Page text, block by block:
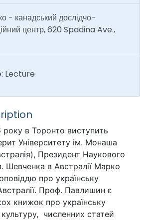
- канадський дослідчо-
центр, 620 Spadina Ave.,
Lecture
року в Торонто виступить
Університету ім. Монаша
Президент Наукового
Шевченка в Австралії Марко
про українську
Проф. Павлишин є
книжок про українську
культуру, численних статей